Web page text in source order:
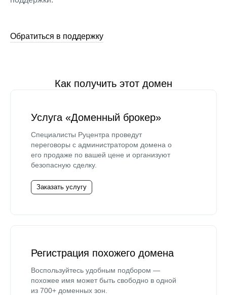
Обратиться в поддержку
Как получить этот домен
Услуга «Доменный брокер»
Специалисты Руцентра проведут
переговоры с администратором домена о
его продаже по вашей цене и организуют
безопасную сделку.
Заказать услугу
Регистрация похожего домена
Воспользуйтесь удобным подбором —
похожее имя может быть свободно в одной
из 700+ доменных зон.